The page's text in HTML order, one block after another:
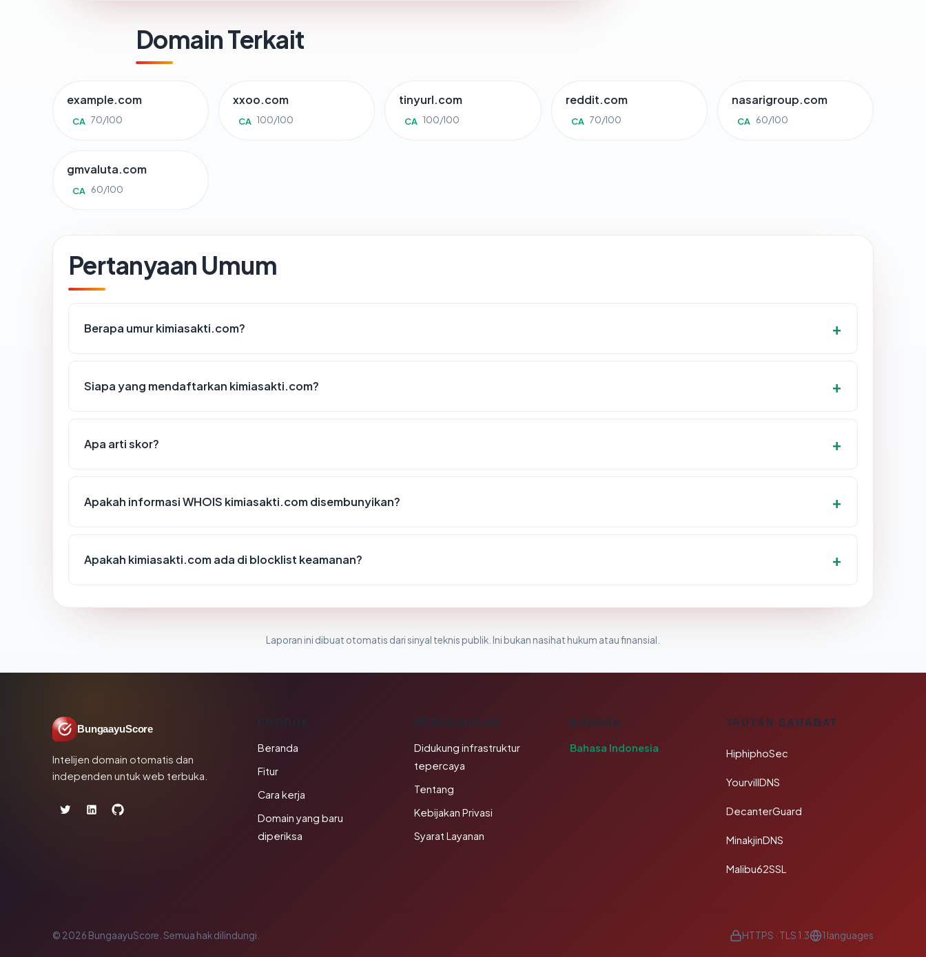
Domain Terkait
example.com
CA 70/100
xxoo.com
CA 100/100
tinyurl.com
CA 100/100
reddit.com
CA 70/100
nasarigroup.com
CA 60/100
gmvaluta.com
CA 60/100
Pertanyaan Umum
Berapa umur kimiasakti.com?
Siapa yang mendaftarkan kimiasakti.com?
Apa arti skor?
Apakah informasi WHOIS kimiasakti.com disembunyikan?
Apakah kimiasakti.com ada di blocklist keamanan?
Laporan ini dibuat otomatis dari sinyal teknis publik. Ini bukan nasihat hukum atau finansial.
BungaayuScore
Intelijen domain otomatis dan
independen untuk web terbuka.
Beranda
Fitur
Cara kerja
Domain yang baru
diperiksa
PERUSAHAAN
Didukung infrastruktur
tepercaya
Tentang
Kebijakan Privasi
Syarat Layanan
BAHASA
Bahasa Indonesia
TAUTAN SAHABAT
HiphiphoSec
YourvillDNS
DecanterGuard
MinakjinDNS
Malibu62SSL
© 2026 BungaayuScore. Semua hak dilindungi. HTTPS · TLS 1.3 1 languages